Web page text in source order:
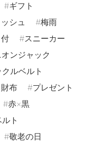
ギフト
シュ
梅雨
スニーカー
ンジャック
ルベルト
布
プレゼント
赤×黒
ト
敬老の日